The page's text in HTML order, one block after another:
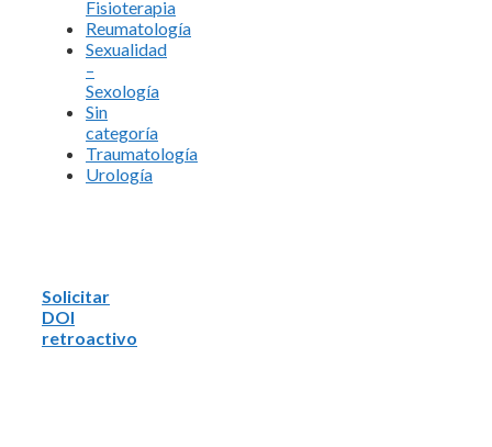
Fisioterapia
Reumatología
Sexualidad
–
Sexología
Sin
categoría
Traumatología
Urología
Solicitar
DOI
retroactivo